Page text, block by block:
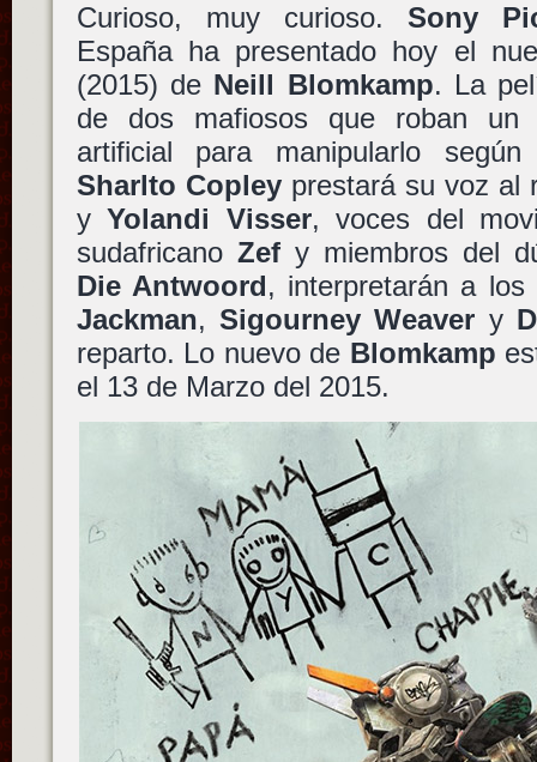
Curioso, muy curioso.Sony
España ha presentado hoy el
(2015) de Neill Blomkamp. La
de dos mafiosos que roban un
artificial para manipularlo
Sharlto Copleyprestará su voz al
yYolandi Visser, voces del
sudafricano Zefy miembros del
Die Antwoord, interpretarán a
Jackman, Sigourney Weaver y
reparto. Lo nuevo de Blomkamp
el 13 de Marzo del 2015.